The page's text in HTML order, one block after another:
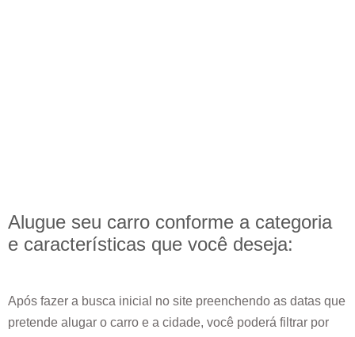
Alugue seu carro conforme a categoria
e características que você deseja:
Após fazer a busca inicial no site preenchendo as datas que
pretende alugar o carro e a cidade, você poderá filtrar por